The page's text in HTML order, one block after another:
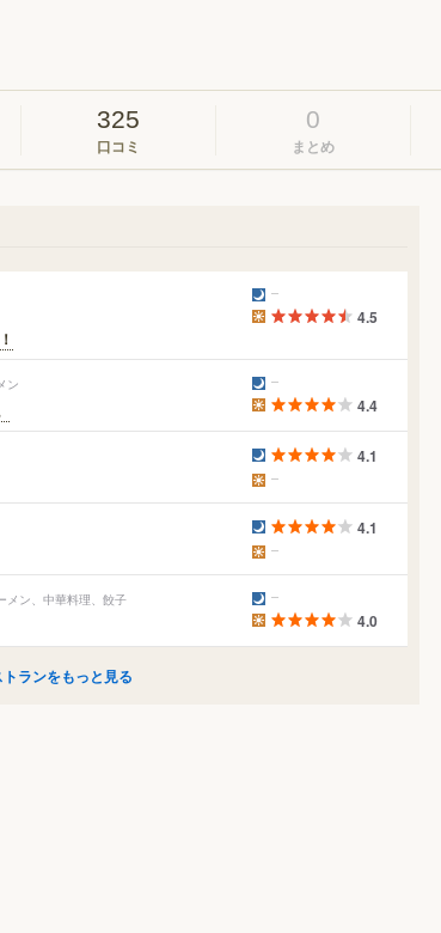
325
口コミ
0
まとめ
4.5
ン
4.4
4.1
4.1
メン、中華料理、餃子
4.0
ランをもっと見る